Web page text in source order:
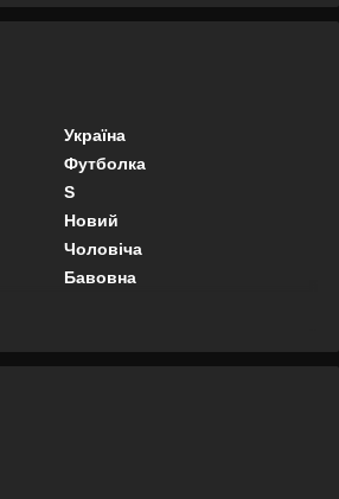
Україна
Футболка
S
Новий
Чоловіча
Бавовна